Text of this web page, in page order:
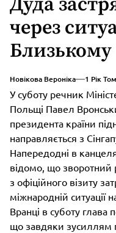
Дуда
через
Близькому
Новікова Вероніка 1 Рік
У суботу речник
Польщі Павел
президента країни
направляється з
Напередодні в
відомо, що
з офіційного візиту
міжнародній ситуації
Вранці в суботу глава
що завдяки зусиллям